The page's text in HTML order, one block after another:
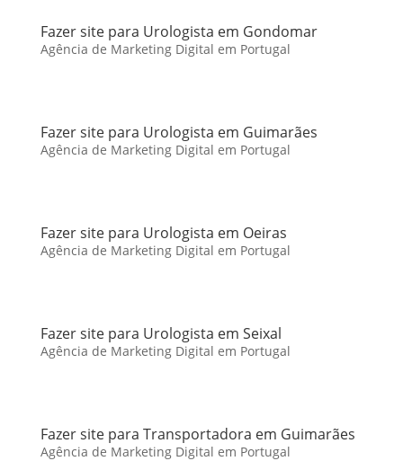
Fazer site para Urologista em Gondomar
Agência de Marketing Digital em Portugal
Fazer site para Urologista em Guimarães
Agência de Marketing Digital em Portugal
Fazer site para Urologista em Oeiras
Agência de Marketing Digital em Portugal
Fazer site para Urologista em Seixal
Agência de Marketing Digital em Portugal
Fazer site para Transportadora em Guimarães
Agência de Marketing Digital em Portugal